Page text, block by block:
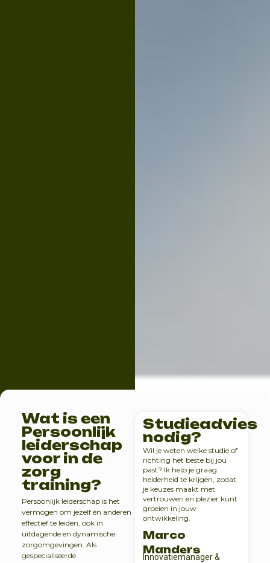
Wat is een
Persoonlijk
leiderschap
voor in de
zorg
training?
Persoonlijk leiderschap is het
vermogen om jezelf én anderen
effectief te leiden, ook in
uitdagende en dynamische
zorgomgevingen. Als
gespecialiseerde
Studieadvies
nodig?
Wil je weten welke studie of
richting het beste bij jou
past? Ik help je graag
helderheid te krijgen, zodat
je keuzes maakt met
vertrouwen en plezier kunt
groeien in jouw
ontwikkeling.
Marco
Manders
Innovatiemanager &